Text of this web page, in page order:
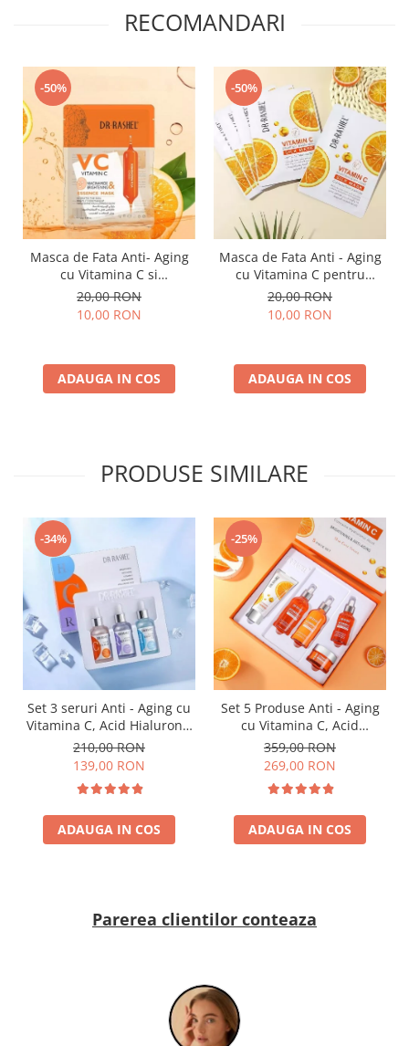
RECOMANDARI
-50%
Masca de Fata Anti- Aging
cu Vitamina C si
Niacinamide pentru
Luminozitate 1 buc x 25 g -
Dr. Rashel VC Vitamin C
Essence Mask
20,00 RON
10,00 RON
ADAUGA IN COS
-50%
Masca de Fata Anti - Aging
cu Vitamina C pentru
Luminozitate 1 buc x 28g -
Dr. Rashel Vitamin C
Brightening & Anti-Aging
20,00 RON
10,00 RON
ADAUGA IN COS
PRODUSE SIMILARE
-34%
Set 3 seruri Anti - Aging cu
Vitamina C, Acid Hialuronic
si Retinol - Dr. Rashel Facial
Serum pack
210,00 RON
139,00 RON
ADAUGA IN COS
-25%
Set 5 Produse Anti - Aging
cu Vitamina C, Acid
Hialuronic si Niacinamide
pentru Luminozitate - Dr.
Rashel Skin Care
359,00 RON
269,00 RON
ADAUGA IN COS
Parerea clientilor conteaza